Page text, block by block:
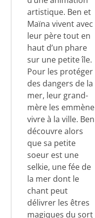
artistique. Ben et
Maïna vivent avec
leur père tout en
haut d’un phare
sur une petite île.
Pour les protéger
des dangers de la
mer, leur grand-
mère les emmène
vivre à la ville. Ben
découvre alors
que sa petite
soeur est une
selkie, une fée de
la mer dont le
chant peut
délivrer les êtres
magiques du sort